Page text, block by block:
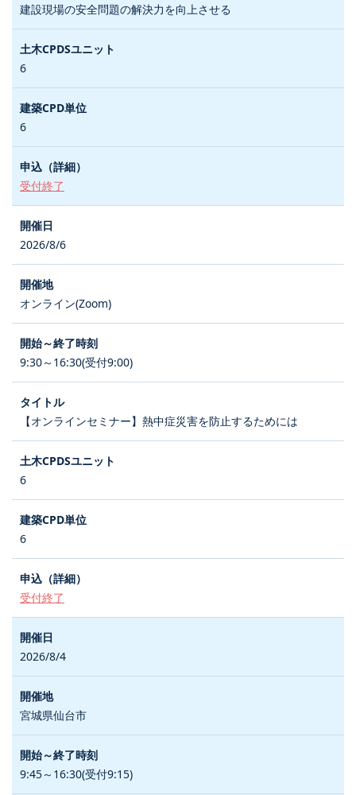
建設現場の安全問題の解決力を向上させる
6
6
受付終了
2026/8/6
オンライン(Zoom)
9:30～16:30(受付9:00)
【オンラインセミナー】熱中症災害を防止するためには
6
6
受付終了
2026/8/4
宮城県仙台市
9:45～16:30(受付9:15)